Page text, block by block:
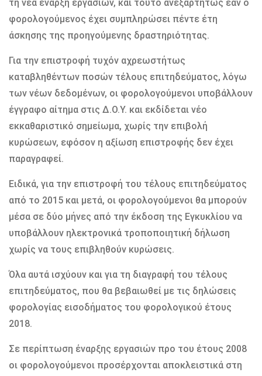
τη νέα έναρξη εργασιών, και τούτο ανεξαρτήτως εάν ο
φορολογούμενος έχει συμπληρώσει πέντε έτη
άσκησης της προηγούμενης δραστηριότητας.
Για την επιστροφή τυχόν αχρεωστήτως
καταβληθέντων ποσών τέλους επιτηδεύματος, λόγω
των νέων δεδομένων, οι φορολογούμενοι υποβάλλουν
έγγραφο αίτημα στις Δ.Ο.Υ. και εκδίδεται νέο
εκκαθαριστικό σημείωμα, χωρίς την επιβολή
κυρώσεων, εφόσον η αξίωση επιστροφής δεν έχει
παραγραφεί.
Ειδικά, για την επιστροφή του τέλους επιτηδεύματος
από το 2015 και μετά, οι φορολογούμενοι θα μπορούν
μέσα σε δύο μήνες από την έκδοση της Εγκυκλίου να
υποβάλλουν ηλεκτρονικά τροποποιητική δήλωση
χωρίς να τους επιβληθούν κυρώσεις.
Όλα αυτά ισχύουν και για τη διαγραφή του τέλους
επιτηδεύματος, που θα βεβαιωθεί με τις δηλώσεις
φορολογίας εισοδήματος του φορολογικού έτους
2018.
Σε περίπτωση έναρξης εργασιών προ του έτους 2008
οι φορολογούμενοι προσέρχονται αποκλειστικά στη